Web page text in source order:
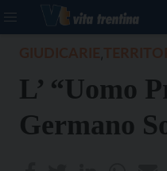
,
L’ “Uomo
Germano